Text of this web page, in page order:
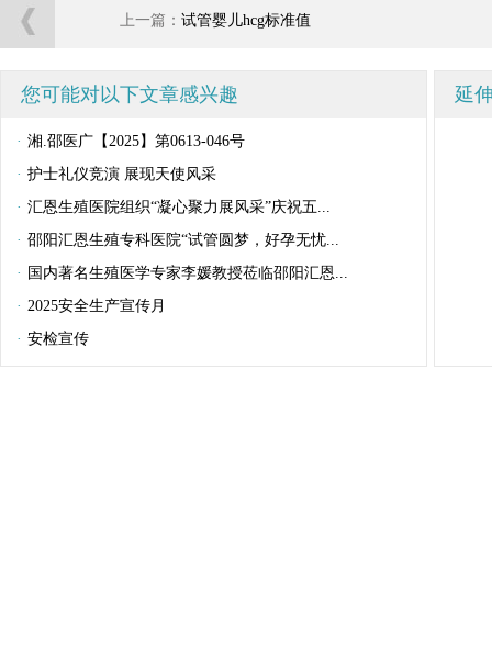
上一篇： 试管婴儿hcg标准值
您可能对以下文章感兴趣
· 湘.邵医广【2025】第0613-046号
· 护士礼仪竞演 展现天使风采
· 汇恩生殖医院组织“凝心聚力展风采”庆祝五...
· 邵阳汇恩生殖专科医院“试管圆梦，好孕无忧...
· 国内著名生殖医学专家李媛教授莅临邵阳汇恩...
· 2025安全生产宣传月
· 安检宣传
延